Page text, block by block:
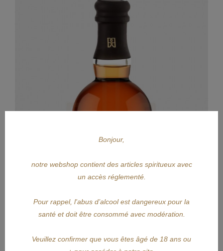
Bonjour,
notre webshop contient des articles spiritueux avec
un accès réglementé.
Pour rappel, l'abus d’alcool est dangereux pour la
santé et doit être consommé avec modération.
Veuillez confirmer que vous êtes âgé de 18 ans ou